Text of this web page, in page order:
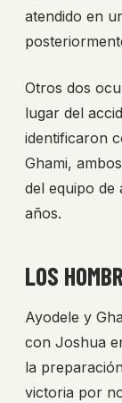
atendido en
Otros dos
lugar del
identificaron
Ghami,
del equipo de
años.
LOS
Ayodele y
con Joshua
la
victoria por